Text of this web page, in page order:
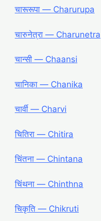
चारूरूपा ― Charurupa
चारुनेत्रा ― Charunetra
चान्सी ― Chaansi
चानिका ― Chanika
चार्वी ― Charvi
चितिरा ― Chitira
चिंतना ― Chintana
चिंथना ― Chinthna
चिकृति ― Chikruti